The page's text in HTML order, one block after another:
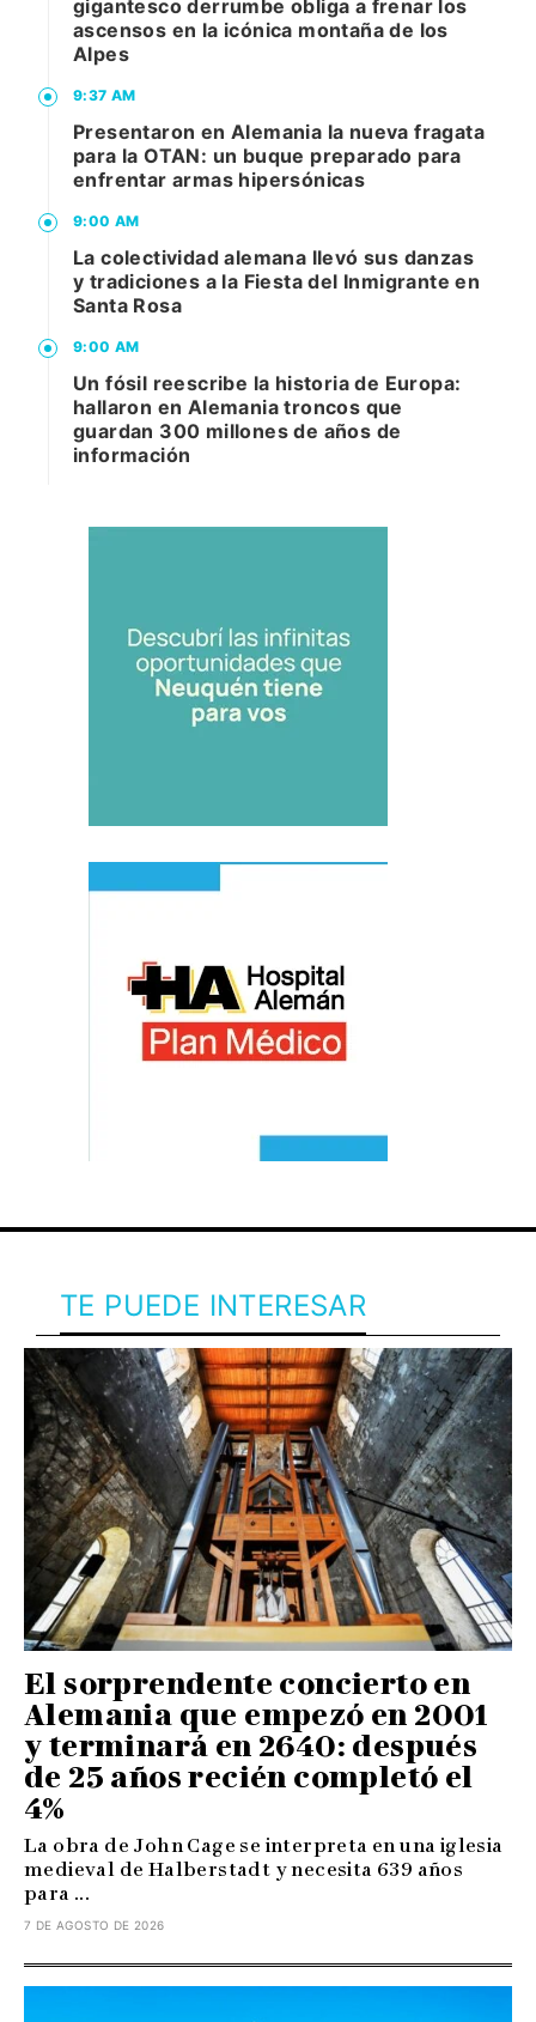
gigantesco derrumbe obliga a frenar los
ascensos en la icónica montaña de los
Alpes
9:37 AM
Presentaron en Alemania la nueva fragata
para la OTAN: un buque preparado para
enfrentar armas hipersónicas
9:00 AM
La colectividad alemana llevó sus danzas
y tradiciones a la Fiesta del Inmigrante en
Santa Rosa
9:00 AM
Un fósil reescribe la historia de Europa:
hallaron en Alemania troncos que
guardan 300 millones de años de
información
TE PUEDE INTERESAR
El sorprendente concierto en
Alemania que empezó en 2001
y terminará en 2640: después
de 25 años recién completó el
4%
La obra de John Cage se interpreta en una iglesia
medieval de Halberstadt y necesita 639 años
para ...
7 DE AGOSTO DE 2026